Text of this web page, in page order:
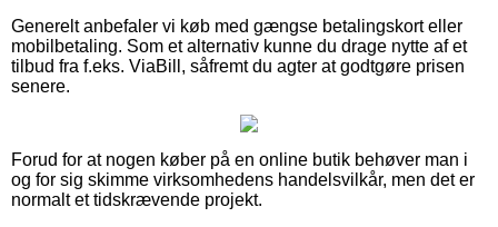
Generelt anbefaler vi køb med gængse betalingskort eller
mobilbetaling. Som et alternativ kunne du drage nytte af et
tilbud fra f.eks. ViaBill, såfremt du agter at godtgøre prisen
senere.
Forud for at nogen køber på en online butik behøver man i
og for sig skimme virksomhedens handelsvilkår, men det er
normalt et tidskrævende projekt.